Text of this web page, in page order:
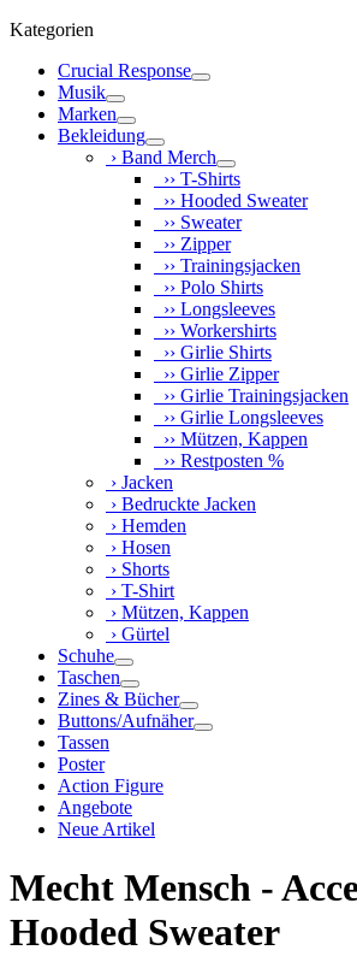
Kategorien
Crucial Response
Musik
Marken
Bekleidung
› Band Merch
›› T-Shirts
›› Hooded Sweater
›› Sweater
›› Zipper
›› Trainingsjacken
›› Polo Shirts
›› Longsleeves
›› Workershirts
›› Girlie Shirts
›› Girlie Zipper
›› Girlie Trainingsjacken
›› Girlie Longsleeves
›› Mützen, Kappen
›› Restposten %
› Jacken
› Bedruckte Jacken
› Hemden
› Hosen
› Shorts
› T-Shirt
› Mützen, Kappen
› Gürtel
Schuhe
Taschen
Zines & Bücher
Buttons/Aufnäher
Tassen
Poster
Action Figure
Angebote
Neue Artikel
Mecht Mensch -
Hooded Sweater